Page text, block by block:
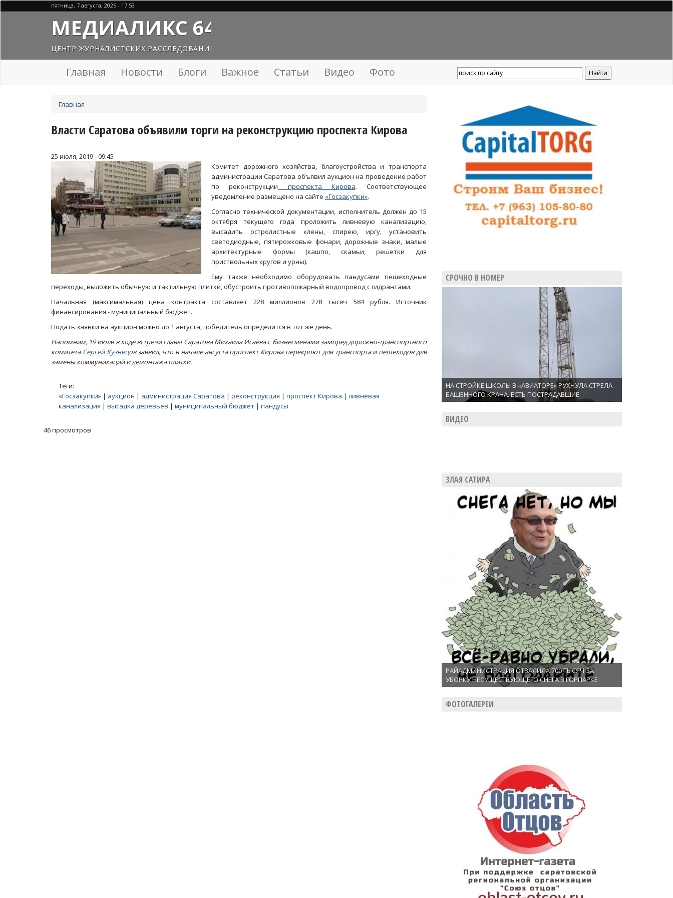
пятница, 7 августа, 2026 - 17:53
МЕДИАЛИКС 64
ЦЕНТР ЖУРНАЛИСТСКИХ РАССЛЕДОВАНИЙ
Главная Новости Блоги Важное Статьи Видео Фото
здесь
Главная
Власти Саратова объявили торги на реконструкцию проспекта Кирова
25 июля, 2019 - 09:45
Комитет дорожного хозяйства, благоустройства и транспорта
администрации Саратова объявил аукцион на проведение работ
по реконструкции проспекта Кирова. Соответствующее
уведомление размещено на сайте «Госзакупки».
Согласно технической документации, исполнитель должен до 15
октября текущего года проложить ливневую канализацию,
высадить остролистные клены, спирею, иргу, установить
светодиодные, пятирожковые фонари, дорожные знаки, малые
архитектурные формы (кашпо, скамьи, решетки для
приствольных кругов и урны).
Ему также необходимо оборудовать пандусами пешеходные
переходы, выложить обычную и тактильную плитки, обустроить противопожарный водопровод с гидрантами.
Начальная (максимальная) цена контракта составляет 228 миллионов 278 тысяч 584 рубля. Источник
финансирования - муниципальный бюджет.
Подать заявки на аукцион можно до 1 августа; победитель определится в тот же день.
Напомним, 19 июля в ходе встречи главы Саратова Михаила Исаева с бизнесменами зампред дорожно-транспортного
комитета Сергей Кузнецовзаявил, что в начале августа проспект Кирова перекроют для транспорта и пешеходов для
замены коммуникаций и демонтажа плитки.
Теги:
«Госзакупки» | аукцион | администрация Саратова | реконструкция | проспект Кирова |ливневая
канализация | высадка деревьев | муниципальный бюджет | пандусы
46 просмотров
СРОЧНО В НОМЕР
НА СТРОЙКЕ ШКОЛЫ В «АВИАТОРЕ» РУХНУЛА СТРЕЛА
БАШЕННОГО КРАНА. ЕСТЬ ПОСТРАДАВШИЕ
ВИДЕО
ЗЛАЯ САТИРА
РАЙАДМИНИСТРАЦИЯ ОТВАЛИЛА 700 ТЫСЯЧ ЗА
УБОРКУ НЕСУЩЕСТВУЮЩЕГО СНЕГА В ГОРПАРКЕ
ФОТОГАЛЕРЕИ